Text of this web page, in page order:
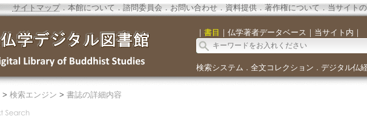
サイトマップ．本館について ． 諮問委員会． お問い合わせ． 資料提供． 著作権について．当サイト
｜ 書目 ｜ 仏学著者データベース ｜ 当サイト内 ｜
検索システム ． 全文コレクション ． デジタル仏
> 検索エンジン > 書誌の詳細内容